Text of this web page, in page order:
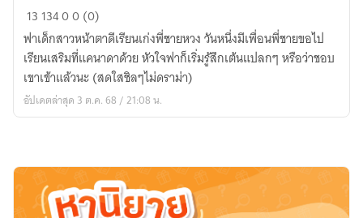
First
love
รัก
แรก
ที่
แอบ
13 13400 (0)
ฟาเด็กสาวหน้าตาดีเรียนเก่งพี่ชายหวง วันหนึ่งมีเพื่อนพี่ชายขอไป
เรียนเสริมที่แคนาดาด้วย หัวใจฟาก็เริ่มรู้สึกเต้นแปลกๆ หรือว่าชอบ
เขาเข้าแล้วนะ (สดใสชิลๆไม่ดราม่า)
อัปเดตล่าสุด 3 ต.ค. 68 / 21:08 น.